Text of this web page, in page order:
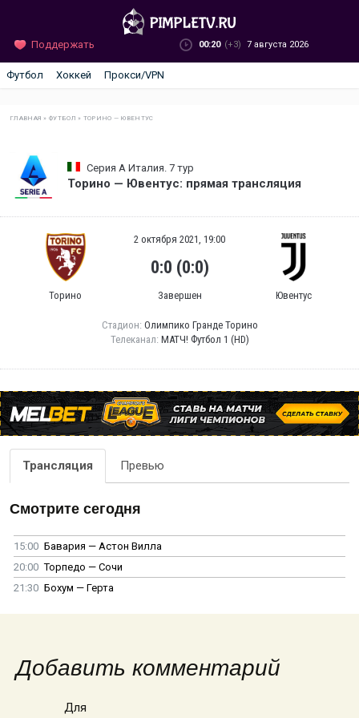
Поддержать 00:20 (+3) 7 августа 2026
Футбол Хоккей Прокси/VPN
ГЛАВНАЯ »ФУТБОЛ » ТОРИНО — ЮВЕНТУС
Серия А Италия. 7 тур
Торино — Ювентус: прямая трансляция
Торино
2 октября 2021, 19:00
0:0 (0:0)
Завершен Ювентус
Стадион: Олимпико Гранде Торино
Телеканал: МАТЧ! Футбол 1 (HD)
Трансляция Превью
Смотрите сегодня
15:00 Бавария — Астон Вилла
20:00 Торпедо — Сочи
21:30 Бохум — Герта
Добавить комментарий
Для